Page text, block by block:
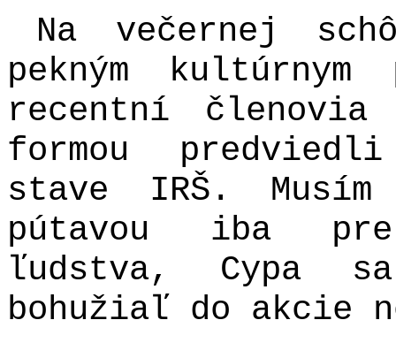
Na večernej
pekným kultúrnym
recentní
formou
stave IRŠ.
pútavou iba
ľudstva, Cypa
bohužiaľ do akcie